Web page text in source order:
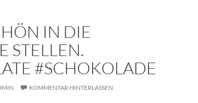
IN DIE
STELLEN.
#SCHOKOLADE
KOMMENTAR HINTERLASSEN